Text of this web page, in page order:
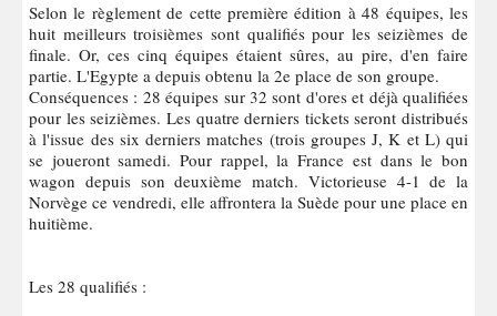
Selon le règlement de cette première édition à 48 équipes, les
huit meilleurs troisièmes sont qualifiés pour les seizièmes de
finale. Or, ces cinq équipes étaient sûres, au pire, d'en faire
partie. L'Egypte a depuis obtenu la 2e place de son groupe.
Conséquences : 28 équipes sur 32 sont d'ores et déjà qualifiées
pour les seizièmes. Les quatre derniers tickets seront distribués
à l'issue des six derniers matches (trois groupes J, K et L) qui
se joueront samedi. Pour rappel, la France est dans le bon
wagon depuis son deuxième match. Victorieuse 4-1 de la
Norvège ce vendredi, elle affrontera la Suède pour une place en
huitième.
Les 28 qualifiés :